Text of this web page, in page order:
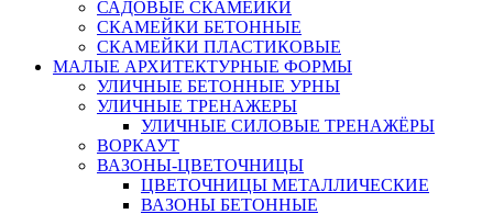
САДОВЫЕ СКАМЕЙКИ
СКАМЕЙКИ БЕТОННЫЕ
СКАМЕЙКИ ПЛАСТИКОВЫЕ
МАЛЫЕ АРХИТЕКТУРНЫЕ ФОРМЫ
УЛИЧНЫЕ БЕТОННЫЕ УРНЫ
УЛИЧНЫЕ ТРЕНАЖЕРЫ
УЛИЧНЫЕ СИЛОВЫЕ ТРЕНАЖЁРЫ
ВОРКАУТ
ВАЗОНЫ-ЦВЕТОЧНИЦЫ
ЦВЕТОЧНИЦЫ МЕТАЛЛИЧЕСКИЕ
ВАЗОНЫ БЕТОННЫЕ